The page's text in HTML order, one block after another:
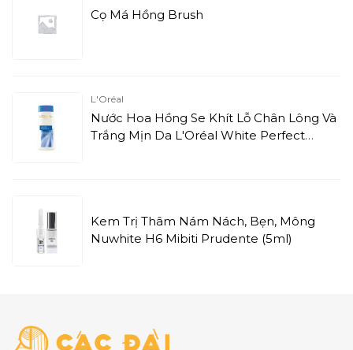
Cọ Má Hồng Brush
L'Oréal
Nước Hoa Hồng Se Khít Lỗ Chân Lông Và
Trắng Mịn Da L'Oréal White Perfect
Kem Trị Thâm Nám Nách, Bẹn, Mông
Nuwhite H6 Mibiti Prudente (5ml)